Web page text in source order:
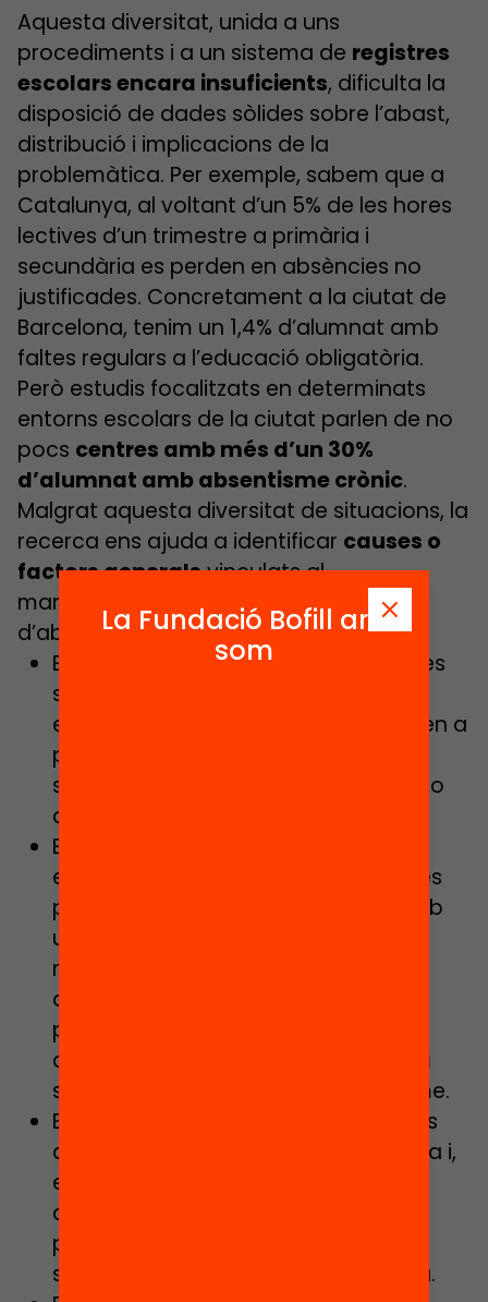
Aquesta diversitat, unida a uns
procediments i a un sistema de registres
escolars encara insuficients, dificulta la
disposició de dades sòlides sobre l’abast,
distribució i implicacions de la
problemàtica. Per exemple, sabem que a
Catalunya, al voltant d’un 5% de les hores
lectives d’un trimestre a primària i
secundària es perden en absències no
justificades. Concretament a la ciutat de
Barcelona, tenim un 1,4% d’alumnat amb
faltes regulars a l’educació obligatòria.
Però estudis focalitzats en determinats
entorns escolars de la ciutat parlen de no
pocs centres amb més d’un 30%
d’alumnat amb absentisme crònic.
Malgrat aquesta diversitat de situacions, la
recerca ens ajuda a identificar causes o
factors generalsvinculats al
manteniment d’unes i altres formes
d’absentisme:
En el nivell més contextual, els centres
situats en
econòmica i delinqüència acostumen a
presentar taxes d’absentisme força
superiors als dels centres en barris no
desafavorits.
En el nivell escolar, una
escolar de màxima complexitat, unes
pràctiques disciplinàries rígides (amb
un fort pes de l’
mecanisme de resposta als
desafiaments conductuals) i un
professorat i una organització de
centre
poc diversificada i inclusiva
són factors motivadors d’absentisme.
En el nivell familiar, trobem situacions
de
i econòmica i,
en gran mesura relacionades amb
aquestes situacions, realitats i estils
parentals distants amb els codis i el
sistema de drets i deures de l’escola.
La Fundació Bofill ara
som